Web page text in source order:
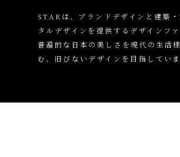
STARは、ブランドデザインと建築
タルデザインを提供するデザインファ
普遍的な日本の美しさを現代の生活
む、旧びないデザインを目指していま